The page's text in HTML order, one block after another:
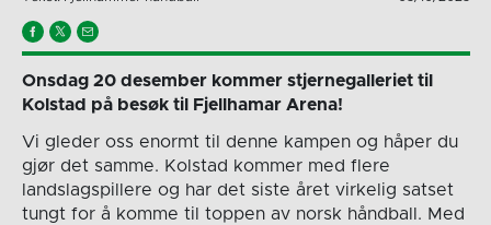
Onsdag 20 desember kommer stjernegalleriet til
Kolstad på besøk til Fjellhamar Arena!
Vi gleder oss enormt til denne kampen og håper du
gjør det samme. Kolstad kommer med flere
landslagspillere og har det siste året virkelig satset
tungt for å komme til toppen av norsk håndball. Med